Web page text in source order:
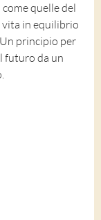
quelle del
in equilibrio
principio per
futuro da un